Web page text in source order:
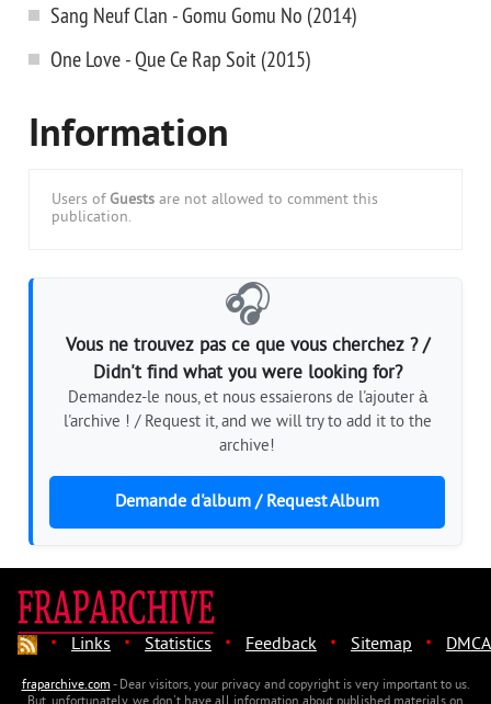
Sang Neuf Clan - Gomu Gomu No (2014)
One Love - Que Ce Rap Soit (2015)
Information
Users of Guests are not allowed to comment this
publication.
🎧
Vous ne trouvez pas ce que vous cherchez ? /
Didn't find what you were looking for?
Demandez-le nous, et nous essaierons de l'ajouter à
l'archive ! / Request it, and we will try to add it to the
archive!
Demande d'album / Request Album
· Links · Statistics · Feedback · Sitemap · DMCA
fraparchive.com- Dear visitors, your privacy and copyright is very important to us.